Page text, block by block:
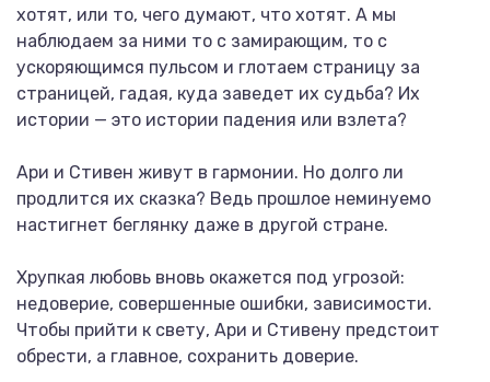
хотят, или то, чего думают, что хотят. А мы
наблюдаем за ними то с замирающим, то с
ускоряющимся пульсом и глотаем страницу за
страницей, гадая, куда заведет их судьба? Их
истории — это истории падения или взлета?
Ари и Стивен живут в гармонии. Но долго ли
продлится их сказка? Ведь прошлое неминуемо
настигнет беглянку даже в другой стране.
Хрупкая любовь вновь окажется под угрозой:
недоверие, совершенные ошибки, зависимости.
Чтобы прийти к свету, Ари и Стивену предстоит
обрести, а главное, сохранить доверие.